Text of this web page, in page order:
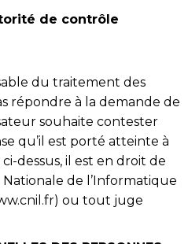
de contrôle
du traitement des
répondre à la demande de
souhaite contester
qu’il est porté atteinte à
dessus, il est en droit de
Nationale de l’Informatique
ou tout juge